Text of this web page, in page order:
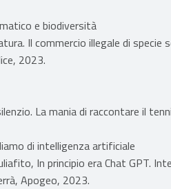
e biodiversità
Il commercio illegale di specie
2023.
La mania di raccontare il
di intelligenza artificiale
In principio era Chat GPT.
Apogeo, 2023.